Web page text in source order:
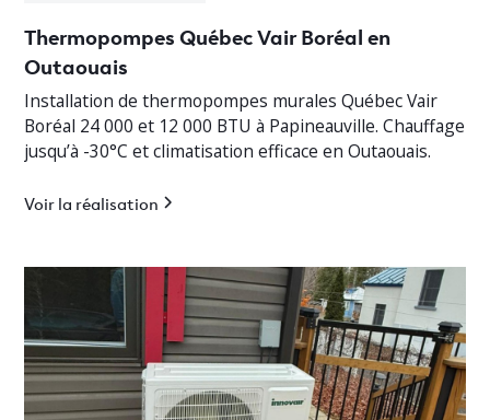
Thermopompes Québec Vair Boréal en
Outaouais
Installation de thermopompes murales Québec Vair
Boréal 24 000 et 12 000 BTU à Papineauville. Chauffage
jusqu’à -30°C et climatisation efficace en Outaouais.
Voir la réalisation